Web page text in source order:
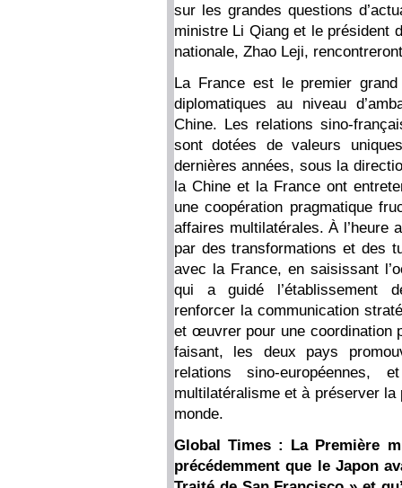
sur les grandes questions
ministre Li Qiang et le président
nationale, Zhao Leji,
La France est le premier
diplomatiques au niveau
Chine. Les relations sino-
sont dotées de valeurs
dernières années, sous la
la Chine et la France ont
une coopération pragmatique
affaires multilatérales. À l’heure
par des transformations et des
avec la France, en saisissant
qui a guidé l’établissement
renforcer la communication
et œuvrer pour une coordination
faisant, les deux pays
relations sino-européennes,
multilatéralisme et à préserver
monde.
Global Times : La Première
précédemment que le Japon